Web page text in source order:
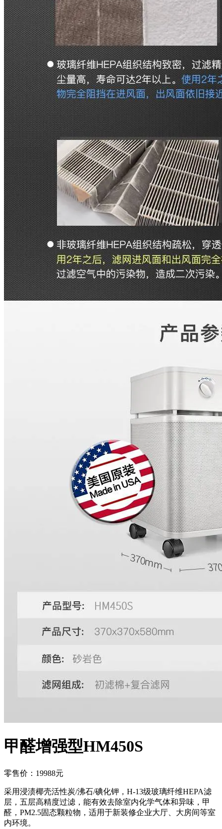
甲醛增强型HM450S
零售价：19988元
采用浸渍椰壳活性炭/沸石/碘化钾，H-13级玻璃纤维HEPA滤
层，五层高精度过滤，能有效去除室内化学气体和异味，甲
醛，PM2.5固态颗粒物，适用于新装修企业大厅、大房间等室
内环境。